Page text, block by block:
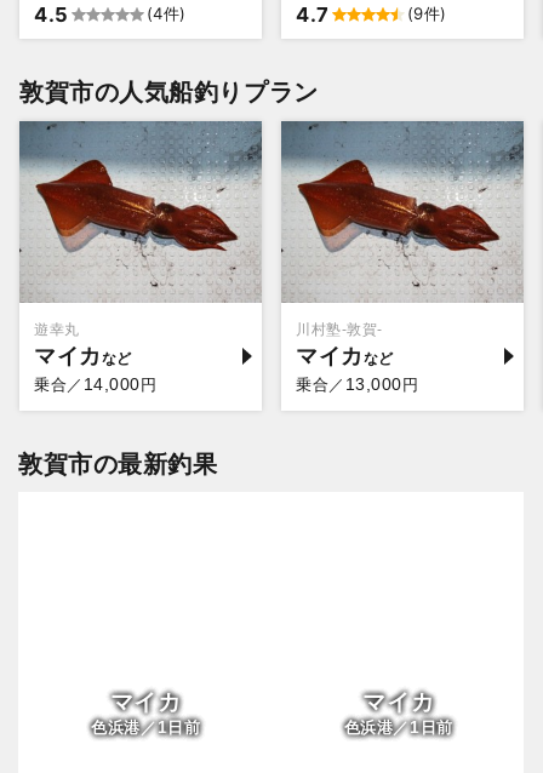
4.5 (4件) 4.7 (9件)
敦賀市の人気船釣りプラン
遊幸丸
マイカ
乗合／ 14,000円
川村塾-敦賀-
マイカ
乗合／ 13,000円
敦賀市の最新釣果
マイカ
色浜港／1日前
マイカ
色浜港／1日前